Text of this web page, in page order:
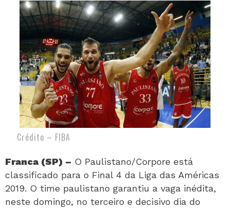
Crédito – FIBA
Franca (SP) – O Paulistano/Corpore está
classificado para o Final 4 da Liga das Américas
2019. O time paulistano garantiu a vaga inédita,
neste domingo, no terceiro e decisivo dia do